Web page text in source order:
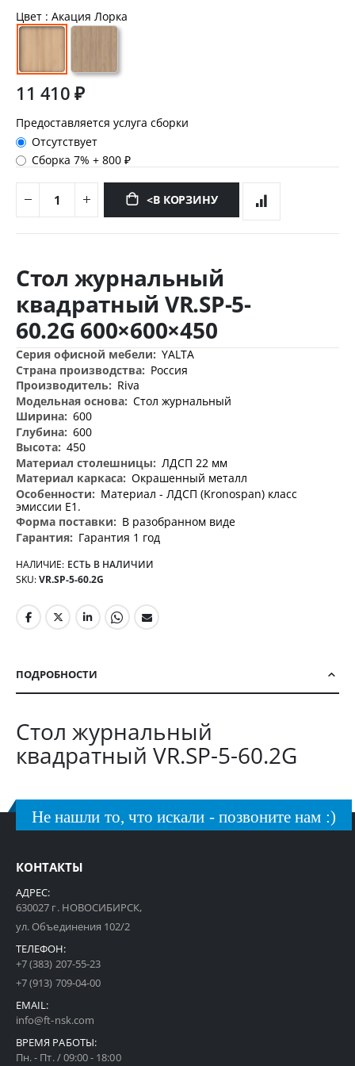
Цвет : Акация Лорка
11 410 ₽
Предоставляется услуга сборки
Отсутствует
Сборка 7%+800 ₽
<В КОРЗИНУ
началу
изображений
Стол журнальный
квадратный VR.SP-5-
60.2G 600×600×450
Дополнительная
информация
YALTA
Россия
Riva
Стол журнальный
600
600
450
ЛДСП 22 мм
Окрашенный металл
Материал - ЛДСП (Kronospan) класс
эмиссии Е1.
В разобранном виде
Гарантия 1 год
НАЛИЧИЕ: ЕСТЬ В НАЛИЧИИ
SKU VR.SP-5-60.2G
ПОДРОБНОСТИ
Стол журнальный
квадратный VR.SP-5-60.2G
Не нашли то, что искали - позвоните нам :)
КОНТАКТЫ
АДРЕС:
630027 г. НОВОСИБИРСК,
ул. Объединения 102/2
ТЕЛЕФОН:
+7 (383) 207-55-23
+7 (913) 709-04-00
EMAIL:
info@ft-nsk.com
ВРЕМЯ РАБОТЫ:
Пн. - Пт. / 09:00 - 18:00